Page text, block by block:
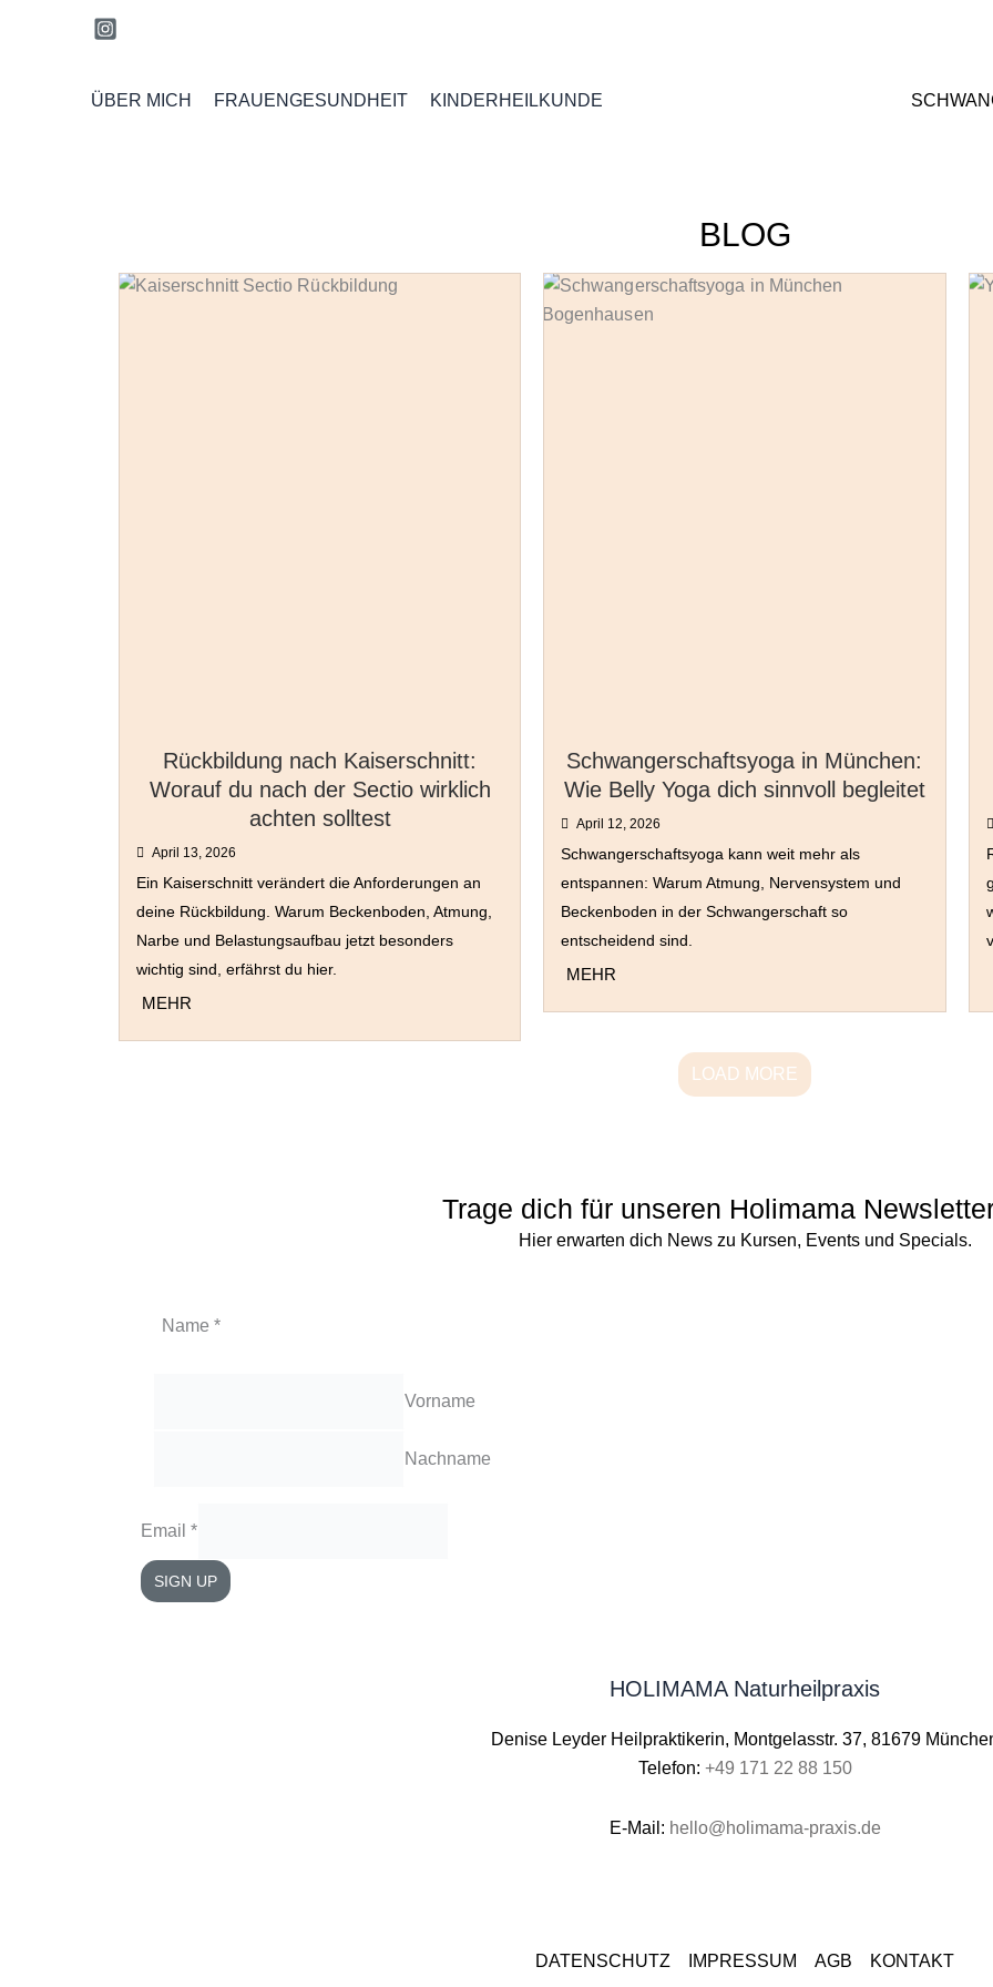
ÜBER MICH
FRAUENGESUNDHEIT KINDERHEILKUNDE
BLOG
Rückbildung nach Kaiserschnitt:
Worauf du nach der Sectio wirklich
achten solltest
April 13, 2026
Ein Kaiserschnitt verändert die Anforderungen an
deine Rückbildung. Warum Beckenboden, Atmung,
Narbe und Belastungsaufbau jetzt besonders
wichtig sind, erfährst du hier.
MEHR
Schwangerschaftsyoga in München:
Wie Belly Yoga dich sinnvoll begleitet
April 12, 2026
Schwangerschaftsyoga kann weit mehr als
entspannen: Warum Atmung, Nervensystem und
Beckenboden in der Schwangerschaft so
entscheidend sind.
MEHR
LOAD MORE
Trage dich für unseren Holimama
Hier erwarten dich News zu Kursen, Events und Specials.
Name *
Vorname
Nachname
Email *
SIGN UP
HOLIMAMA Naturheilpraxis
Denise Leyder Heilpraktikerin, Montgelasstr. 37, 81679
Telefon: +49 171 22 88 150
E-Mail: hello@holimama-praxis.de
DATENSCHUTZ IMPRESSUM AGB KONTAKT